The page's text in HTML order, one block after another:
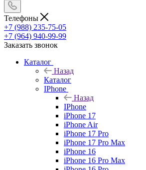
Телефоны
+7 (988) 235-75-05
+7 (964) 940-99-99
Заказать звонок
Каталог
Назад
Каталог
IPhone
Назад
IPhone
iPhone 17
iPhone Air
iPhone 17 Pro
iPhone 17 Pro Max
iPhone 16
iPhone 16 Pro Max